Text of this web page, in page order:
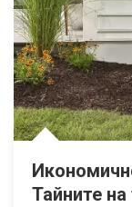
Тайните